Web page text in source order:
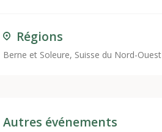
Régions
Berne et Soleure, Suisse du Nord-Ouest
Autres événements